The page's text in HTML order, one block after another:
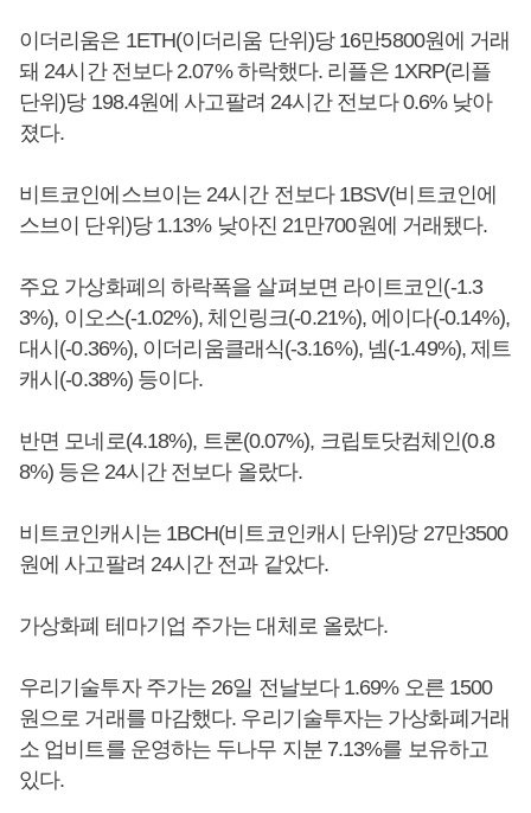
이더리움은 1ETH(이더리움 단위)당 16만5800원에 거래
돼 24시간 전보다 2.07% 하락했다. 리플은 1XRP(리플
단위)당 198.4원에 사고팔려 24시간 전보다 0.6% 낮아
졌다.
비트코인에스브이는 24시간 전보다 1BSV(비트코인에
스브이 단위)당 1.13% 낮아진 21만700원에 거래됐다.
주요 가상화폐의 하락폭을 살펴보면 라이트코인(-1.3
3%), 이오스(-1.02%), 체인링크(-0.21%), 에이다(-0.14%),
대시(-0.36%), 이더리움클래식(-3.16%), 넴(-1.49%), 제트
캐시(-0.38%) 등이다.
반면 모네로(4.18%), 트론(0.07%), 크립토닷컴체인(0.8
8%) 등은 24시간 전보다 올랐다.
비트코인캐시는 1BCH(비트코인캐시 단위)당 27만3500
원에 사고팔려 24시간 전과 같았다.
가상화폐 테마기업 주가는 대체로 올랐다.
우리기술투자 주가는 26일 전날보다 1.69% 오른 1500
원으로 거래를 마감했다. 우리기술투자는 가상화폐거래
소 업비트를 운영하는 두나무 지분 7.13%를 보유하고
있다.